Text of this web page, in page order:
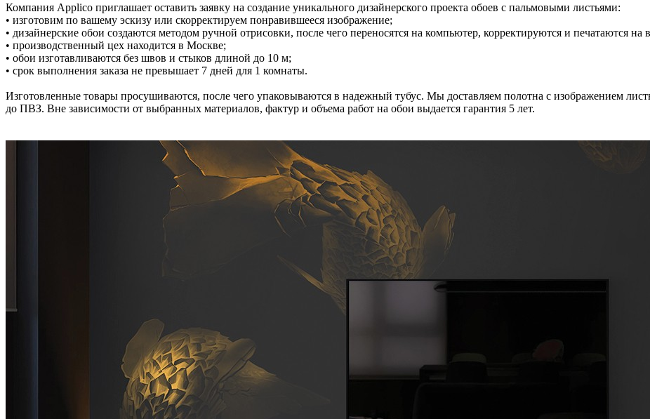
Компания Applico приглашает оставить заявку на создание уникального дизайнерского проекта обоев с пальмовыми листьями:
• изготовим по вашему эскизу или скорректируем понравившееся изображение;
• дизайнерские обои создаются методом ручной отрисовки, после чего переносятся на компьютер, корректируются и печатаются
• производственный цех находится в Москве;
• обои изготавливаются без швов и стыков длиной до 10 м;
• срок выполнения заказа не превышает 7 дней для 1 комнаты.
Изготовленные товары просушиваются, после чего упаковываются в надежный тубус. Мы доставляем полотна с изображением
до ПВЗ. Вне зависимости от выбранных материалов, фактур и объема работ на обои выдается гарантия 5 лет.